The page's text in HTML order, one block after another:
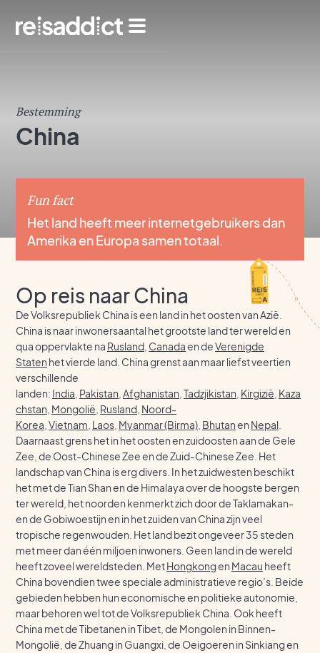
Bestemming
China
Fun fact
Het land heeft meer internetgebruikers dan
Amerika en Europa samen totaal.
Op reis naar China
De Volksrepubliek China is een land in het oosten van Azië.
China is naar inwonersaantal het grootste land ter wereld en
qua oppervlakte na Rusland Canadaen deVerenigde
Staten het vierde land. China grenst aan maar liefst veertien
verschillende
landen: India Pakistan Afghanistan Tadzjikistan Kirgizië Kaza
chstan Mongolië Rusland Noord-
Korea Vietnam Laos Myanmar (Birma) Bhutanen Nepal
Daarnaast grens het in het oosten en zuidoosten aan de Gele
Zee, de Oost-Chinese Zee en de Zuid-Chinese Zee. Het
landschap van China is erg divers. In het zuidwesten beschikt
het met de Tian Shan en de Himalaya over de hoogste bergen
ter wereld, het noorden kenmerkt zich door de Taklamakan-
en de Gobiwoestijn en in het zuiden van China zijn veel
tropische regenwouden. Het land bezit ongeveer 35 steden
met meer dan één miljoen inwoners. Geen land in de wereld
heeft zoveel wereldsteden. MetHongkongen Macau heeft
China bovendien twee speciale administratieve regio’s. Beide
gebieden hebben hun economische en politieke autonomie,
maar behoren wel tot de Volksrepubliek China. Ook heeft
China met de Tibetanen in Tibet, de Mongolen in Binnen-
Mongolië, de Zhuang in Guangxi, de Oeigoeren in Sinkiang en